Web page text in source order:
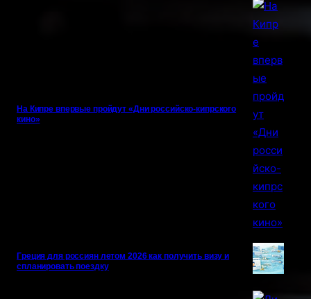
На Кипре впервые пройдут «Дни российско-кипрского
кино»
Греция для россиян летом 2026 как получить визу и
спланировать поездку